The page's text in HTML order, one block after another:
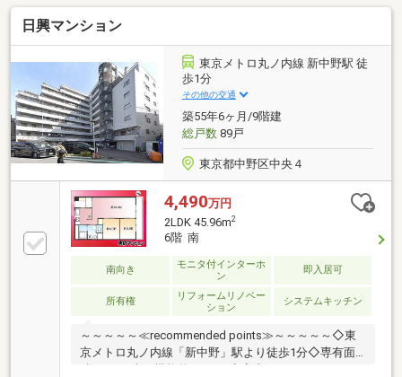
物件！弊社売主物件！！区分マンションの買取経験豊
富な買取のプロが売主として直接ご案内・ご相談承り
ます◎売主直販物件多数ご用意プロの目利きで仕入れ
た厳選の物件一覧は当社HPへ◎新規リノベーション予
定物件内装工事2026年11月完成予定 「新築のクオリ
ティを中古の価格で」
日興マンション
東京メトロ丸ノ内線 新中野駅 徒
歩1分
その他の交通
築55年6ヶ月/9階建
総戸数89戸
東京都中野区中央４
4,490万円
2LDK 45.96m2
6階 南
南向き
モニタ付インターホ
ン
即入居可
所有権
リフォームリノベー
ション
システムキッチン
～～～～～≪recommended points≫～～～～～◇東
京メトロ丸ノ内線「新中野」駅より徒歩1分◇専有面
積45.96平米・機能的な2LDK◇室内フルリノベーショ